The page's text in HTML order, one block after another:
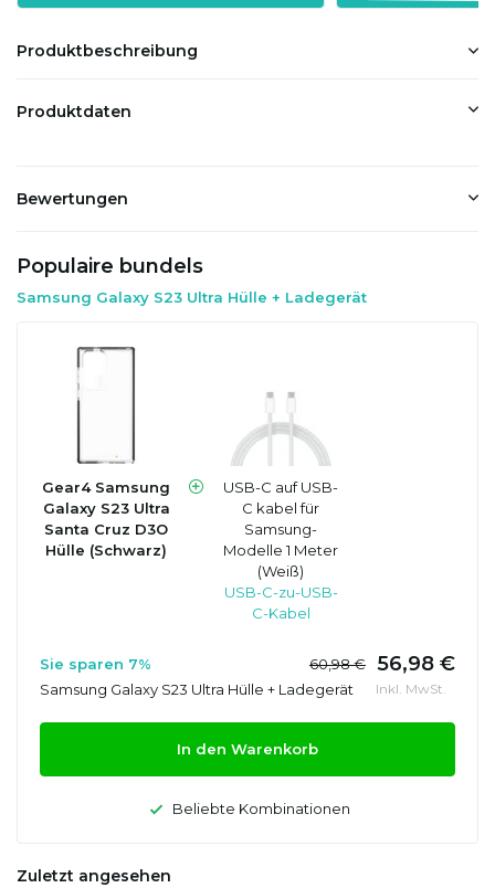
Produktbeschreibung
Produktdaten
Bewertungen
Populaire bundels
Samsung Galaxy S23 Ultra Hülle + Ladegerät
Gear4 Samsung
Galaxy S23 Ultra
Santa Cruz D3O
Hülle (Schwarz)
USB-C auf USB-
C kabel für
Samsung-
Modelle 1 Meter
(Weiß)
USB-C-zu-USB-
C-Kabel
Sie sparen 7% 60,98 € 56,98 €
Samsung Galaxy S23 Ultra Hülle + Ladegerät Inkl. MwSt.
In den Warenkorb
Beliebte Kombinationen
Zuletzt angesehen